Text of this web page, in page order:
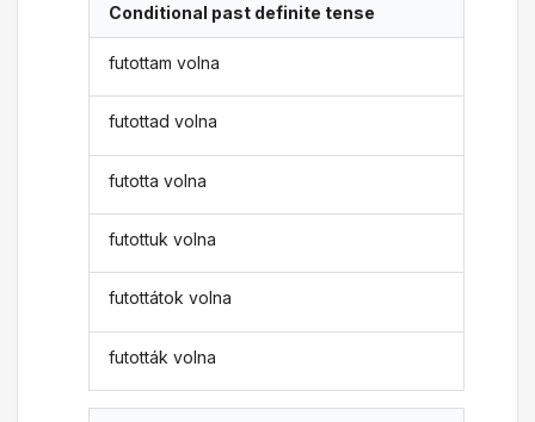
Conditional past definite tense
futottam volna
futottad volna
futotta volna
futottuk volna
futottátok volna
futották volna